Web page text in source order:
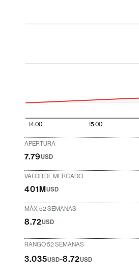
14:00 15:00
APERTURA
7.79USD
VALOR DE MERCADO
401MUSD
MÁX. 52 SEMANAS
8.72USD
RANGO 52 SEMANAS
3.035USD-8.72USD